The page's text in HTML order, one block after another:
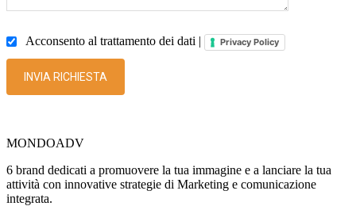
Acconsento al trattamento dei dati | Privacy Policy
MONDOADV
6 brand dedicati a promuovere la tua immagine e a lanciare la tua
attività con innovative strategie di Marketing e comunicazione
integrata.